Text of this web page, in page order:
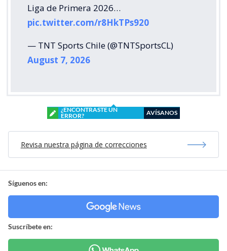
Liga de Primera 2026…
pic.twitter.com/r8HkTPs920
— TNT Sports Chile (@TNTSportsCL)
August 7, 2026
¿ENCONTRASTE UN
ERROR?
AVÍSANOS
Revisa nuestra página de correcciones
Síguenos en:
Suscríbete en: